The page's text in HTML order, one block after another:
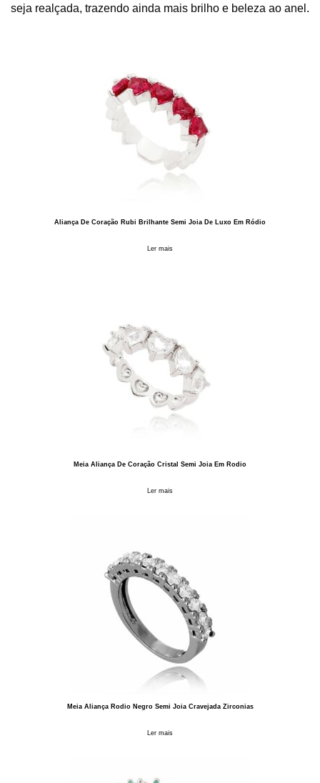
seja realçada, trazendo ainda mais brilho e beleza ao anel.
Aliança De Coração Rubi Brilhante Semi Joia De Luxo Em Ródio
Ler mais
Meia Aliança De Coração Cristal Semi Joia Em Rodio
Ler mais
Meia Aliança Rodio Negro Semi Joia Cravejada Zirconias
Ler mais